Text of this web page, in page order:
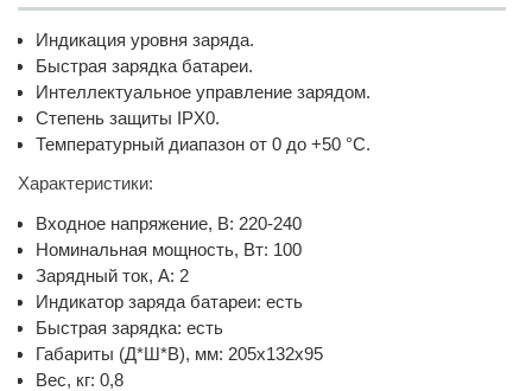
Индикация уровня заряда.
Быстрая зарядка батареи.
Интеллектуальное управление зарядом.
Степень защиты IPX0.
Температурный диапазон от 0 до +50 °C.
Характеристики:
Входное напряжение, В: 220-240
Номинальная мощность, Вт: 100
Зарядный ток, А: 2
Индикатор заряда батареи: есть
Быстрая зарядка: есть
Габариты (Д*Ш*В), мм: 205x132x95
Вес, кг: 0,8